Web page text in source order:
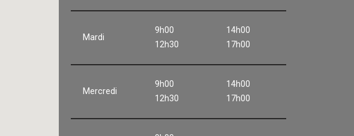
Mardi
9h00
12h30
14h00
17h00
Mercredi
9h00
12h30
14h00
17h00